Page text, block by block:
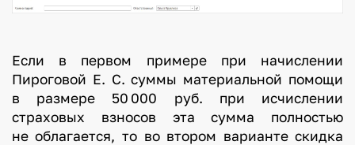
Если в первом примере при начислении
Пироговой Е. С. суммы материальной помощи
в размере 50 000 руб. при исчислении
страховых взносов эта сумма полностью
не облагается, то во втором варианте скидка